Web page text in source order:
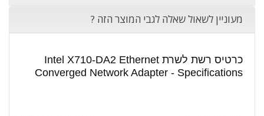
מעוניין לשאול שאלה לגבי המוצר הזה ?
כרטיס רשת לשרת Intel X710-DA2 Ethernet
Converged Network Adapter - Specifications